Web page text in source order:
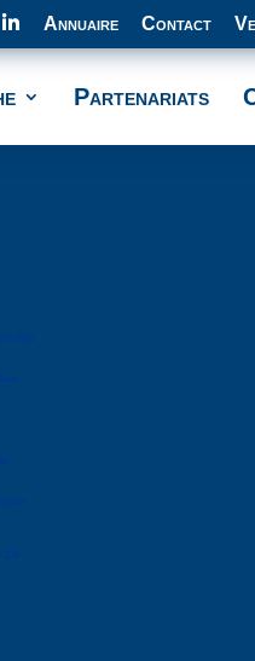
Annuaire Contact
Partenariats
des
-
14